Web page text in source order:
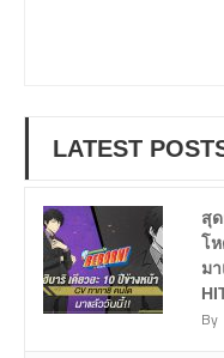
LATEST
สุ
โห
ม
By